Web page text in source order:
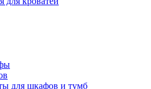
для шкафов и тумб